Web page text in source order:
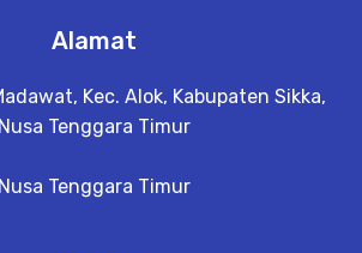
Alamat
Kec. Alok, Kabupaten Sikka,
Nusa Tenggara Timur
Nusa Tenggara Timur